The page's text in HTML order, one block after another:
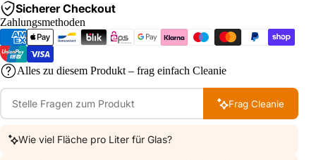
Sicherer Checkout
Zahlungsmethoden
Alles zu diesem Produkt – frag einfach Cleanie
Frag Cleanie
Wie viel Fläche pro Liter für Glas?